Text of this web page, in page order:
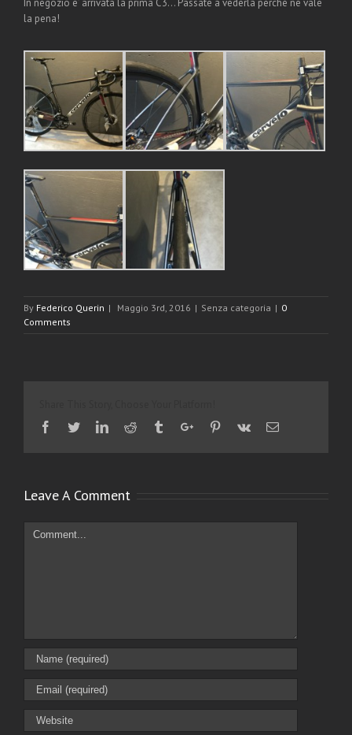
In negozio e’ arrivata la prima C3… Passate a vederla perché ne vale
la pena!
By Federico Querin | Maggio 3rd, 2016 | Senza categoria | 0
Comments
Facebook
TwitterLinkedinReddit TumblrGoogle+Pinterest
Vk Email
Leave A Comment
Comment